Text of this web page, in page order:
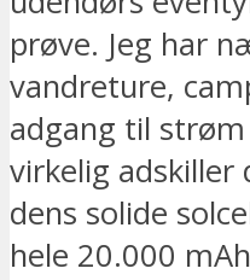
prøve. Jeg har
vandreture,
adgang til
virkelig adskiller
dens solide
hele 20.000